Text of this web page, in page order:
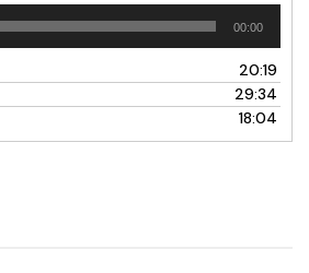
00:00
20:19
29:34
18:04